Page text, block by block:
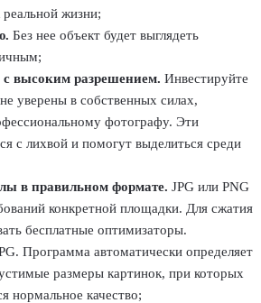
жизни;
Без нее объект будет выглядеть
с высоким разрешением. Инвестируйте
уверены в собственных силах,
фотографу. Эти
с лихвой и помогут выделиться среди
в правильном формате. JPG или PNG
конкретной площадки. Для сжатия
бесплатные оптимизаторы.
Программа автоматически определяет
размеры картинок, при которых
нормальное качество;